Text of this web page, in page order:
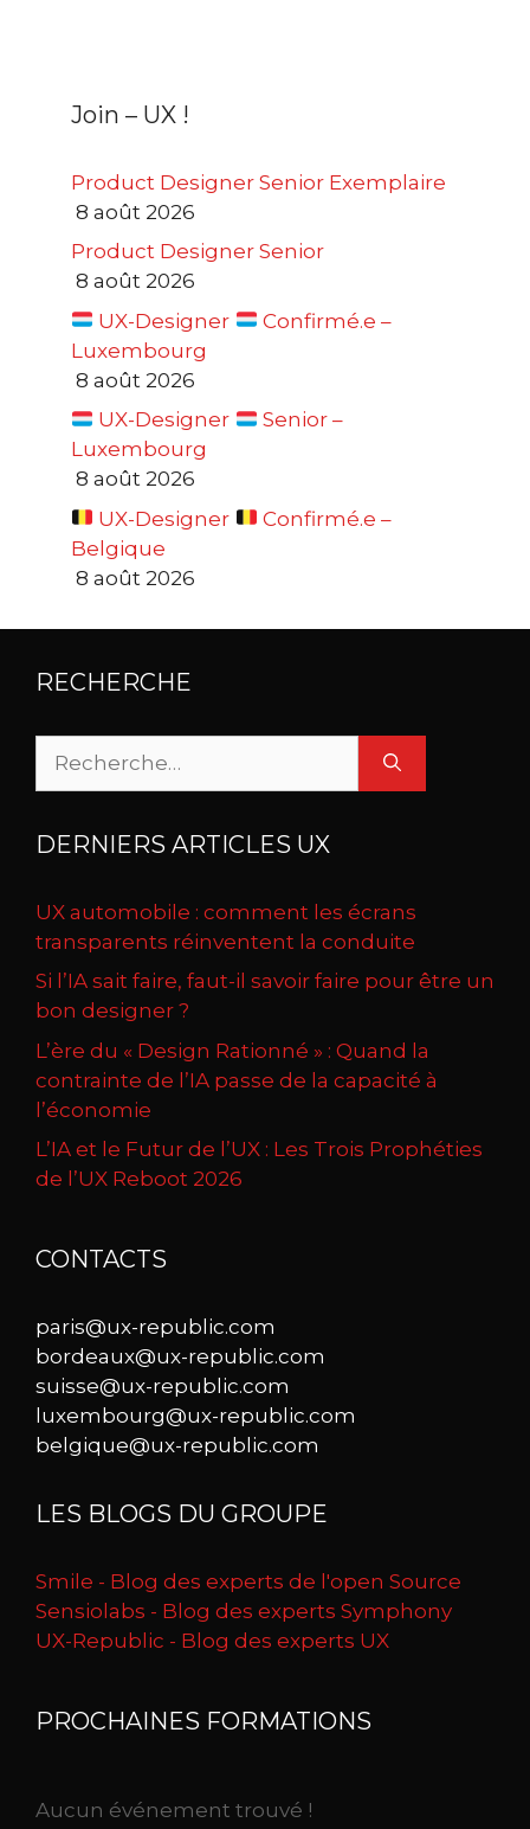
Join – UX !
Product Designer Senior Exemplaire
8 août 2026
Product Designer Senior
8 août 2026
UX-Designer
Confirmé.e –
Luxembourg
8 août 2026
UX-Designer
Senior –
Luxembourg
8 août 2026
UX-Designer
Confirmé.e –
Belgique
8 août 2026
RECHERCHE
DERNIERS ARTICLES UX
UX automobile : comment les écrans
transparents réinventent la conduite
Si l’IA sait faire, faut-il savoir faire pour être un
bon designer ?
L’ère du « Design Rationné » : Quand la
contrainte de l’IA passe de la capacité à
l’économie
L’IA et le Futur de l’UX : Les Trois Prophéties
de l’UX Reboot 2026
CONTACTS
paris@ux-republic.com
bordeaux@ux-republic.com
suisse@ux-republic.com
luxembourg@ux-republic.com
belgique@ux-republic.com
LES BLOGS DU GROUPE
Smile - Blog des experts de l'open Source
Sensiolabs - Blog des experts Symphony
UX-Republic - Blog des experts UX
PROCHAINES FORMATIONS
Aucun événement trouvé !